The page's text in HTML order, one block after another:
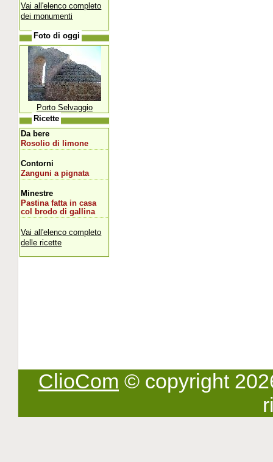
Vai all'elenco completo
dei monumenti
Foto di oggi
Porto Selvaggio
Ricette
Da bere
Rosolio di limone
Contorni
Zanguni a pignata
Minestre
Pastina fatta in casa
col brodo di gallina
Vai all'elenco completo
delle ricette
ClioCom © copyright